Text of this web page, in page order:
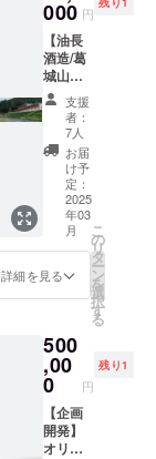
す。 ※
画像に
使用し
ている
風の森
は、イ
メージ
になり
ます。
※メール
でチ
ケット
を送付
させて
きます
ので、
アドレ
スのご
記入を
お願い
いたし
ます。
MOKA
ラのデ
ザイン
のみ若
干変更
になる
可能性
があり
ます ②
イラス
トレー
ターuca
U /2025
年卓上
カレン
セット
Tatsuno
を作成
いただ
いたイ
ラスト
レー
ターuca
光を避
け、
20℃以
下で保
管して
くださ
い ・特
定原材
料等：
乳成
分・大
豆 ※ボ
ンボン
ショコ
ザイン
のみ若
可能性
があり
ます。
②「Tat
sunori
Sato」
オリジ
ガトー
ショコ
ラ ・配
送方
法：冷
蔵配送
でお届
けしま
す。 ・
消費期
限：ご
到着日
より14
日以上
お日持
ちする
ます。
・保存
方法：
直射日
光を避
け、
20℃以
Tatsuno
riSato
のチョ
コレー
ト（ボ
ンボン
ショコ
ラや
ピール
チョ
コ、
ナッツ
チョ
コ）が
毎日楽
しめま
220φ
高さ120
ミリ ・
内容
量：24
個 ・保
存方
000 円
【油長
酒造/葛
城山麓
ゲスト
ルーム
にて】
油長酒
造の新
蔵『葛
城山麓
醸造
所』で
日本酒
「風の
森」と
Tatsuno
チョコ
レート
のマリ
アー
ジュ体
験イベ
ント
支援
者：
7人
お届
け予
定：
2025
年03
月
詳細を見る
こ
の
リ
タ
ー
ン
を
選
択
す
る
500
,00
0 円
残り1
【企画
開発】
オリジ